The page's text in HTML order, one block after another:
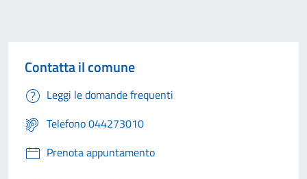
Contatta il comune
Leggi le domande frequenti
Telefono 044273010
Prenota appuntamento